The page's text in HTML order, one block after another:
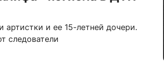
артистки и ее 15-летней дочери.
следователи